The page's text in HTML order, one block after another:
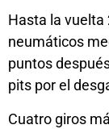
Hasta la vuelta
neumáticos
puntos
pits por el
Cuatro giros